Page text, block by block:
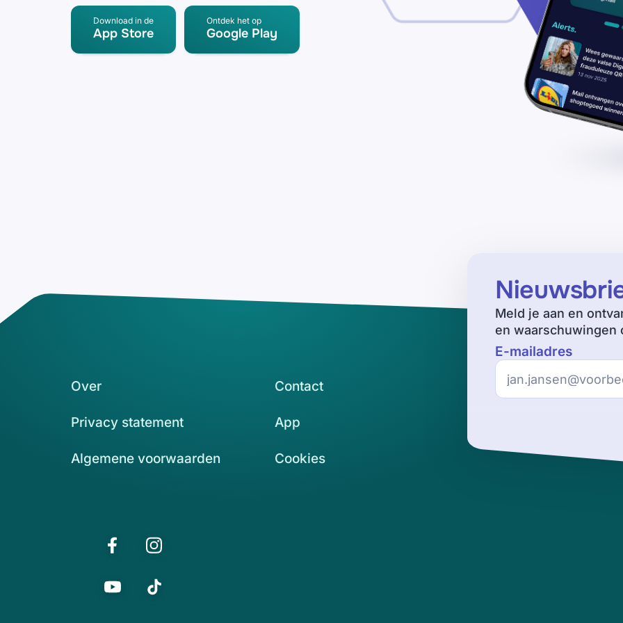
Download in de
App Store
Ontdek het op
Google Play
Meld je aan en
en waarschuwingen
E-mailadres
Over Contact
Privacy statement App
Algemene voorwaarden Cookies